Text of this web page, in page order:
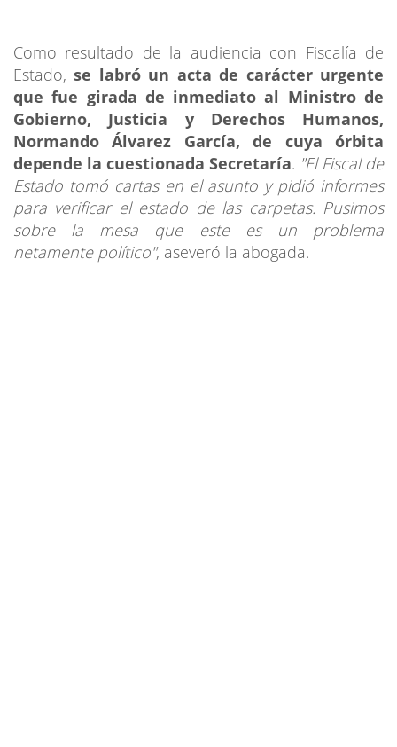
Como resultado de la audiencia con Fiscalía de
Estado,se labró un acta de carácter urgente
que fue girada de inmediato al Ministro de
Gobierno, Justicia y Derechos Humanos,
Normando Álvarez García, de cuya órbita
depende la cuestionada Secretaría. "El Fiscal de
Estado tomó cartas en el asunto y pidió informes
para verificar el estado de las carpetas. Pusimos
sobre la mesa que este es un problema
netamente político", aseveró la abogada.